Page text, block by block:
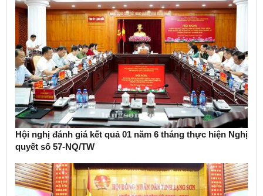
Hội nghị đánh giá kết quả 01 năm 6 tháng thực hiện Nghị
quyết số 57-NQ/TW